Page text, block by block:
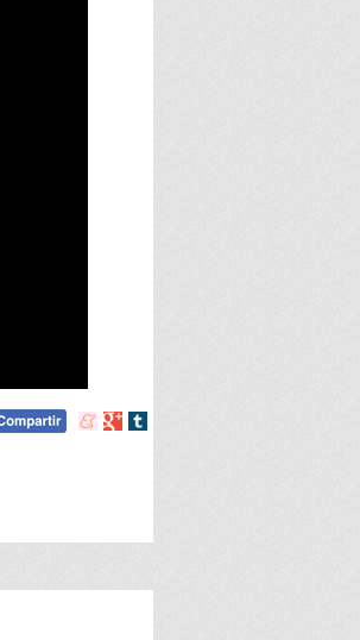
Compartir
Compartir
Compartir